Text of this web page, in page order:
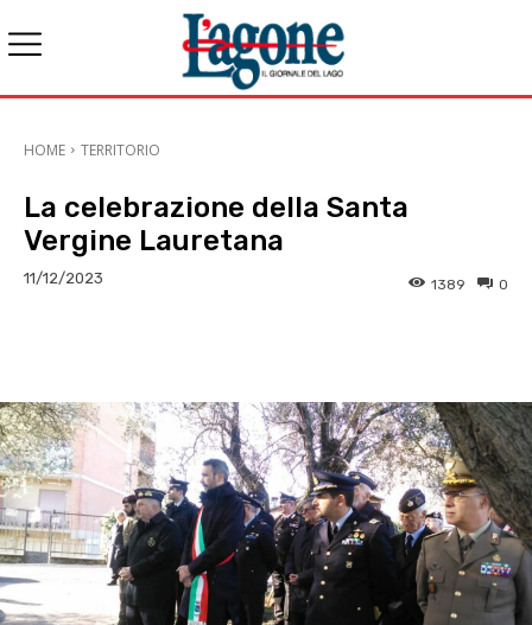
HOME TERRITORIO
La celebrazione della Santa
Vergine Lauretana
11/12/2023 0
1389